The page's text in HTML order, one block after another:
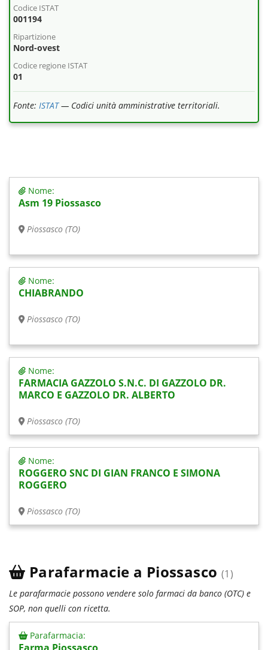
Codice ISTAT
001194
Ripartizione
Nord-ovest
Codice regione ISTAT
01
Fonte: ISTAT— Codici unità amministrative territoriali.
Nome:
Asm 19 Piossasco
Piossasco (TO)
Nome:
CHIABRANDO
Piossasco (TO)
Nome:
FARMACIA GAZZOLO S.N.C. DI GAZZOLO DR.
MARCO E GAZZOLO DR. ALBERTO
Piossasco (TO)
Nome:
ROGGERO SNC DI GIAN FRANCO E SIMONA
ROGGERO
Piossasco (TO)
Parafarmacie a Piossasco (1)
Le parafarmacie possono vendere solo farmaci da banco (OTC) e
SOP, non quelli con ricetta.
Parafarmacia: